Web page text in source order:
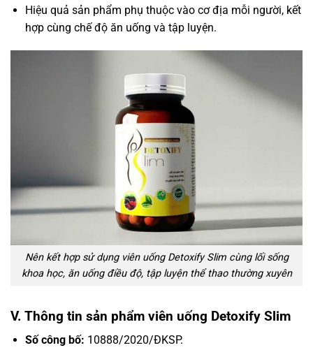
Hiệu quả sản phẩm phụ thuộc vào cơ địa mỗi người, kết
hợp cùng chế độ ăn uống và tập luyện.
Nên kết hợp sử dụng viên uống Detoxify Slim cùng lối sống
khoa học, ăn uống điều độ, tập luyện thể thao thường xuyên
V. Thông tin sản phẩm viên uống Detoxify Slim
Số công bố: 10888/2020/ĐKSP.